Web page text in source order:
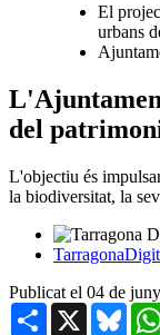
El
urbans
del
L'objectiu és
la biodiversitat, la
Publicat el 04 de
Share X